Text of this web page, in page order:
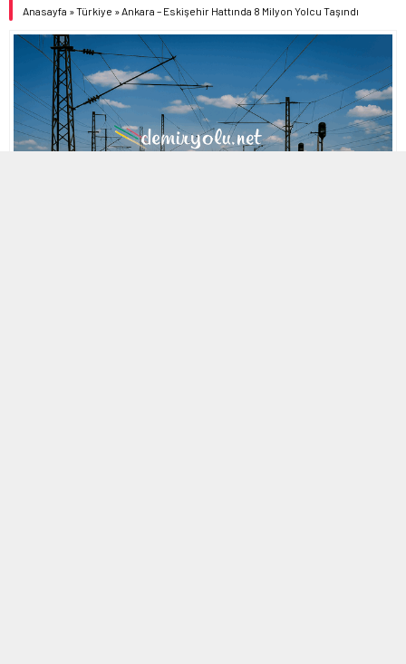
Anasayfa »Türkiye » Ankara – Eskişehir Hattında 8 Milyon Yolcu Taşındı